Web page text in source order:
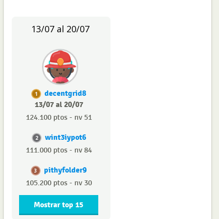
13/07 al 20/07
1
decentgrid8
13/07 al 20/07
124.100 ptos - nv 51
2 wint3iypot6
111.000 ptos - nv 84
3 pithyfolder9
105.200 ptos - nv 30
Mostrar top 15